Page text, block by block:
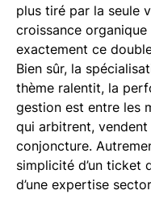
plus tiré par la seule
croissance organique
exactement ce
Bien sûr, la
thème ralentit, la
gestion est entre les
qui arbitrent,
conjoncture.
simplicité d’un ticket
d’une expertise